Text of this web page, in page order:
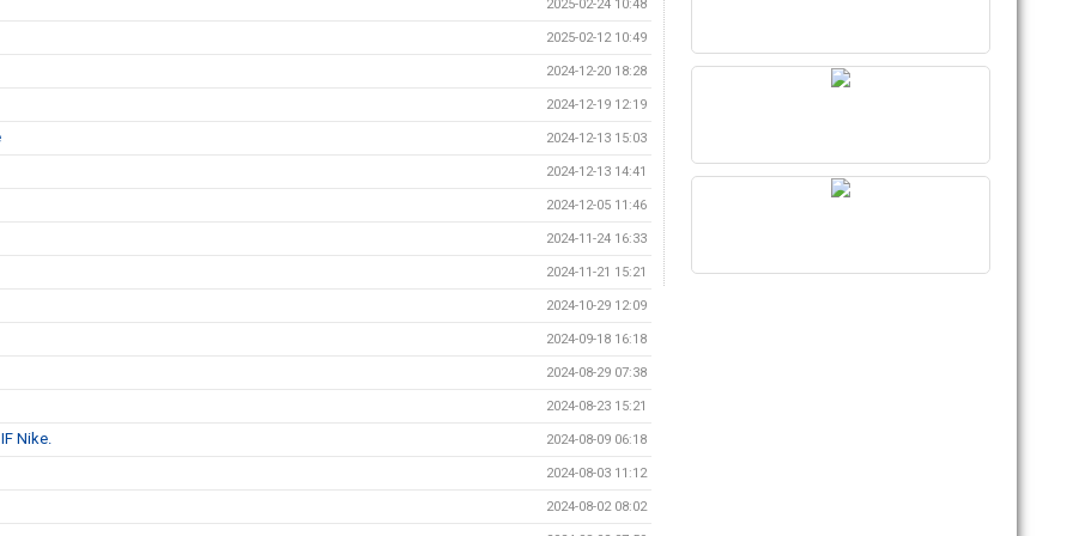
2025-02-24 10:48
2025-02-12 10:49
2024-12-20 18:28
2024-12-19 12:19
2024-12-13 15:03
2024-12-13 14:41
2024-12-05 11:46
2024-11-24 16:33
2024-11-21 15:21
2024-10-29 12:09
2024-09-18 16:18
2024-08-29 07:38
2024-08-23 15:21
Nike. 2024-08-09 06:18
2024-08-03 11:12
2024-08-02 08:02